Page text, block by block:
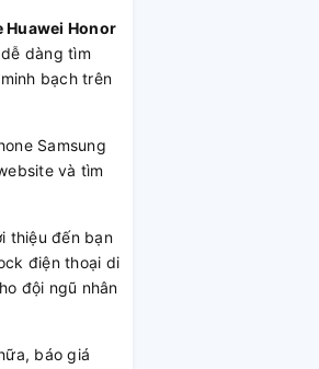
Huawei Honor
dàng tìm
bạch trên
Samsung
và tìm
thiệu đến bạn
điện thoại di
đội ngũ nhân
báo giá